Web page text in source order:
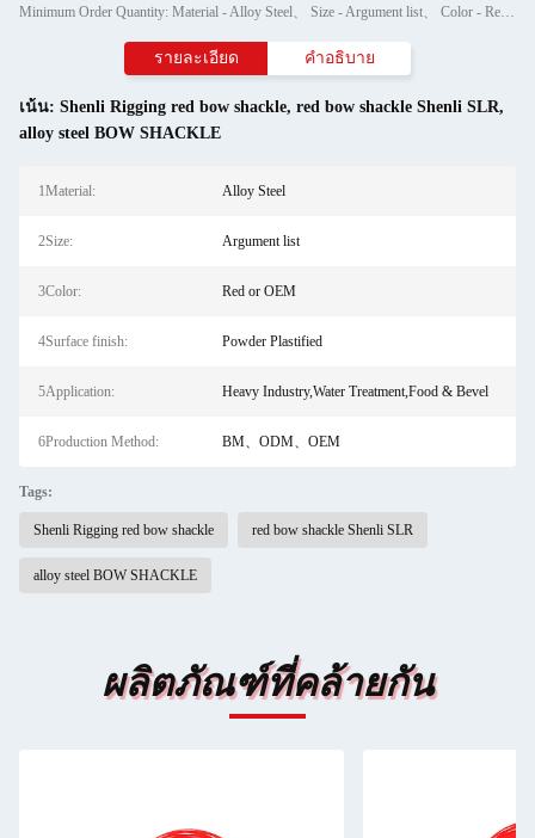
Minimum Order Quantity: Material - Alloy Steel、 Size - Argument list、 Color - Red or OEM、 Surface finish - Powder Plastified、 Application - Heavy Industry,Water Treatment,Food & Bevel、 Production Method - BM、ODM、OEM
รายละเอียด คำอธิบาย
เน้น: Shenli Rigging red bow shackle, red bow shackle Shenli SLR,
alloy steel BOW SHACKLE
1Material: Alloy Steel
2Size: Argument list
3Color: Red or OEM
4Surface finish: Powder Plastified
5Application: Heavy Industry,Water Treatment,Food & Bevel
6Production Method: BM、ODM、OEM
Tags:
Shenli Rigging red bow shackle red bow shackle Shenli SLR
alloy steel BOW SHACKLE
ผลิตภัณฑ์ที่คล้ายกัน